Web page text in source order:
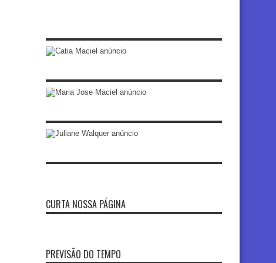
CURTA NOSSA PÁGINA
PREVISÃO DO TEMPO